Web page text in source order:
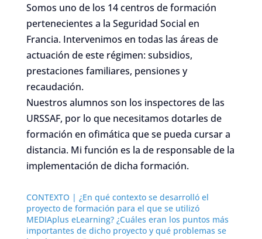
Somos uno de los 14 centros de formación
pertenecientes a la Seguridad Social en
Francia. Intervenimos en todas las áreas de
actuación de este régimen: subsidios,
prestaciones familiares, pensiones y
recaudación.
Nuestros alumnos son los inspectores de las
URSSAF, por lo que necesitamos dotarles de
formación en ofimática que se pueda cursar a
distancia. Mi función es la de responsable de la
implementación de dicha formación.
CONTEXTO | ¿En qué contexto se desarrolló el
proyecto de formación para el que se utilizó
MEDIAplus eLearning? ¿Cuáles eran los puntos más
importantes de dicho proyecto y qué problemas se